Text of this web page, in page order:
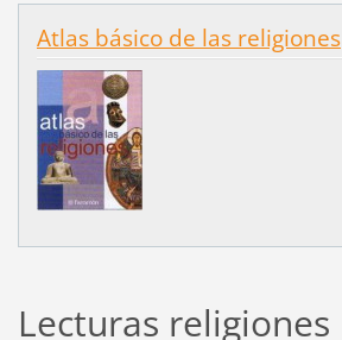
Atlas básico de las religiones
Lecturas religiones